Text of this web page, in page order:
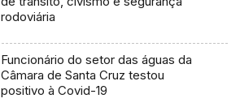
rodoviária
Funcionário do setor das águas da
Câmara de Santa Cruz testou
positivo à Covid-19